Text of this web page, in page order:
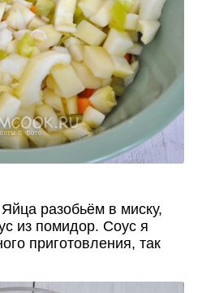
разобьём в миску,
из помидор. Соус я
приготовления, так